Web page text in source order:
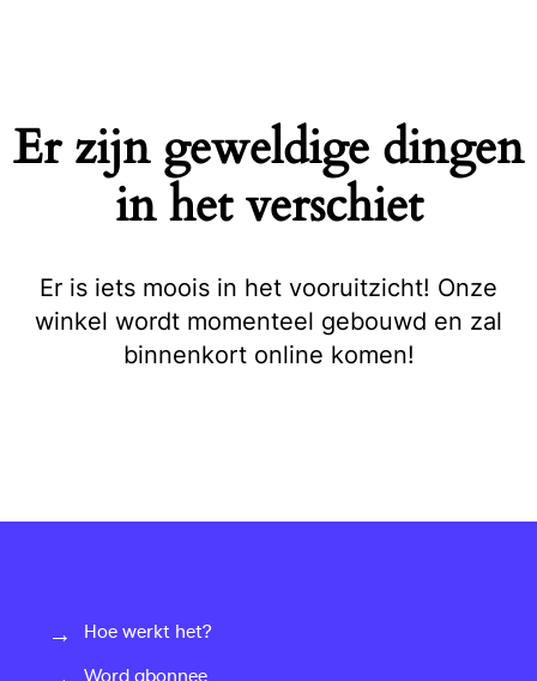
Er zijn geweldige dingen
in het verschiet
Er is iets moois in het vooruitzicht! Onze
winkel wordt momenteel gebouwd en zal
binnenkort online komen!
Hoe werkt het?
Word abonnee